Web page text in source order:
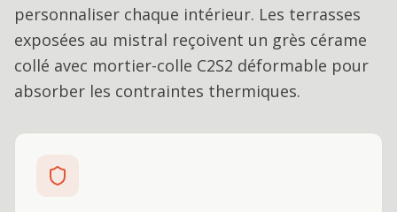
personnaliser chaque intérieur. Les terrasses
exposées au mistral reçoivent un grès cérame
collé avec mortier-colle C2S2 déformable pour
absorber les contraintes thermiques.